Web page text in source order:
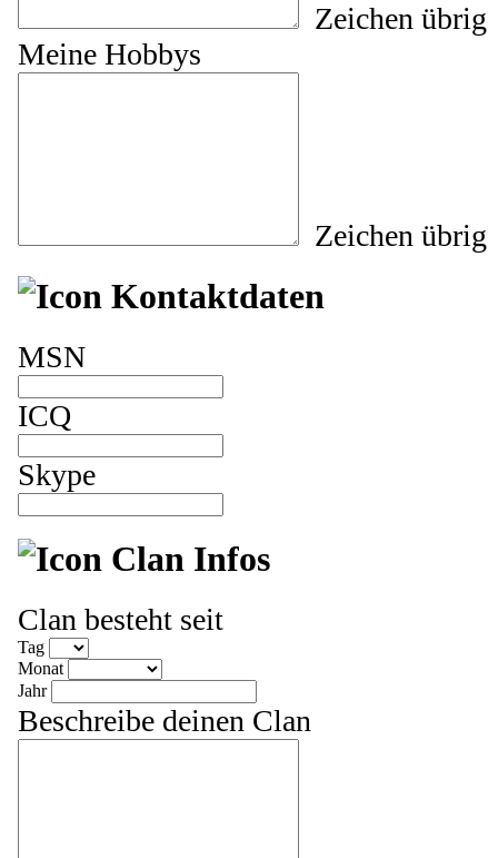
Zeichen übrig
Meine Hobbys
Zeichen übrig
Kontaktdaten
MSN
ICQ
Skype
Clan Infos
Clan besteht seit
Tag
Monat
Jahr
Beschreibe deinen Clan